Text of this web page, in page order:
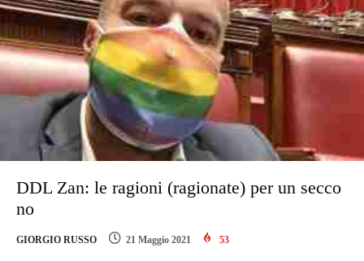
DDL Zan: le ragioni (ragionate) per un secco
no
GIORGIO RUSSO 21 Maggio 2021 53